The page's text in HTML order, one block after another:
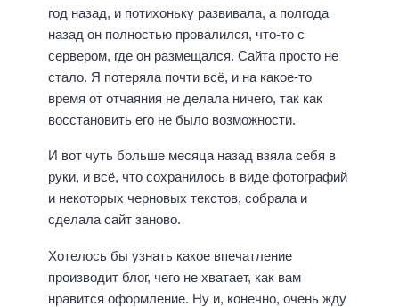
год назад, и потихоньку развивала, а полгода
назад он полностью провалился, что-то с
сервером, где он размещался. Сайта просто не
стало. Я потеряла почти всё, и на какое-то
время от отчаяния не делала ничего, так как
восстановить его не было возможности.
И вот чуть больше месяца назад взяла себя в
руки, и всё, что сохранилось в виде фотографий
и некоторых черновых текстов, собрала и
сделала сайт заново.
Хотелось бы узнать какое впечатление
производит блог, чего не хватает, как вам
нравится оформление. Ну и, конечно, очень жду